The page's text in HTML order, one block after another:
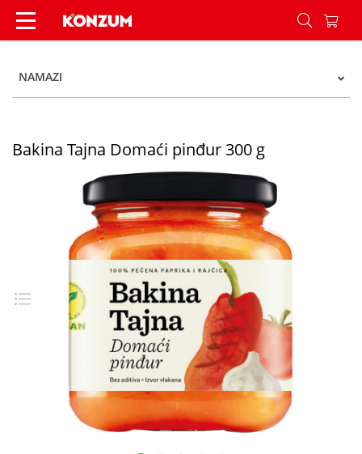
Bakina Tajna Domaći pinđur 300 g - Konzum
NAMAZI
Bakina Tajna Domaći pinđur 300 g